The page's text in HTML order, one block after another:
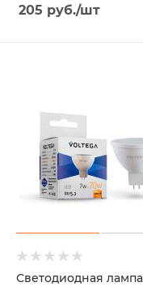
205 руб./шт
Светодиодная лампа